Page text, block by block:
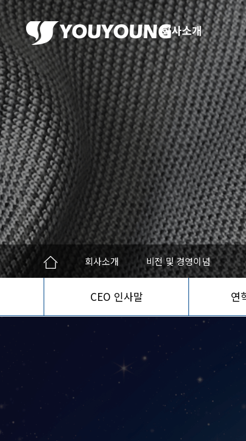
회사소개
회사소개 비전 및 경영이념
CEO 인사말 연